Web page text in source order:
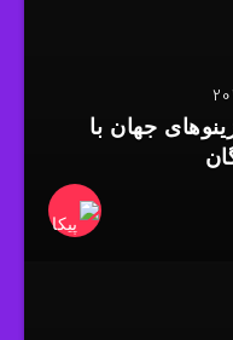
جهان با